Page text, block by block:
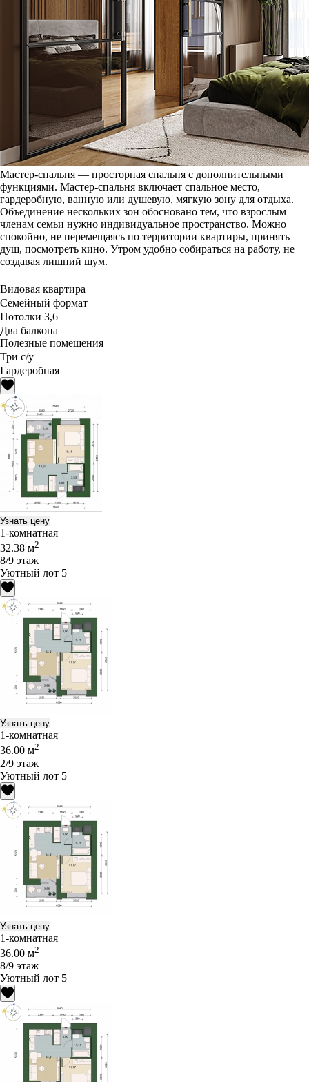
Мастер-спальня — просторная спальня с дополнительными
функциями. Мастер-спальня включает спальное место,
гардеробную, ванную или душевую, мягкую зону для отдыха.
Объединение нескольких зон обосновано тем, что взрослым
членам семьи нужно индивидуальное пространство. Можно
спокойно, не перемещаясь по территории квартиры, принять
душ, посмотреть кино. Утром удобно собираться на работу, не
создавая лишний шум.
Видовая квартира
Семейный формат
Потолки 3,6
Два балкона
Полезные помещения
Три с/у
Гардеробная
Узнать цену
1-комнатная
32.38 м2
8/9 этаж
Уютный лот 5
Узнать цену
1-комнатная
36.00 м2
2/9 этаж
Уютный лот 5
Узнать цену
1-комнатная
36.00 м2
8/9 этаж
Уютный лот 5